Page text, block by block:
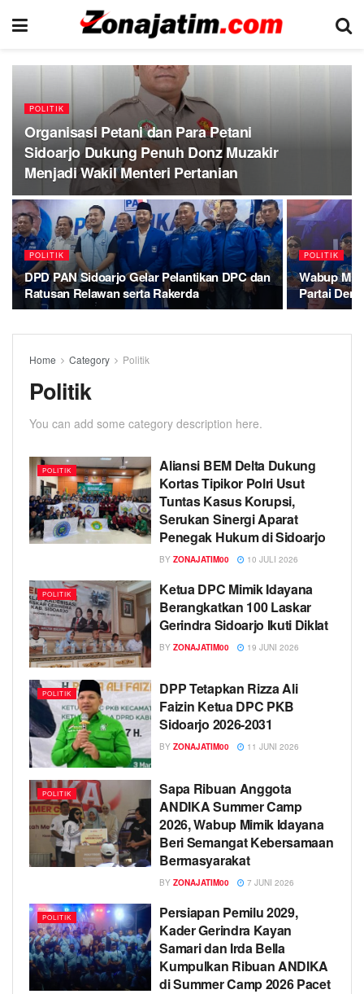
POLITIK
Organisasi Petani dan Para Petani
Sidoarjo Dukung Penuh Donz Muzakir
Menjadi Wakil Menteri Pertanian
POLITIK
DPD PAN Sidoarjo Gelar Pelantikan DPC dan
Ratusan Relawan serta Rakerda
POLITIK
Wabup
Partai
Home Category Politik
Politik
You can add some category description here.
POLITIK
Aliansi BEM Delta Dukung
Kortas Tipikor Polri Usut
Tuntas Kasus Korupsi,
Serukan Sinergi Aparat
Penegak Hukum di Sidoarjo
BY ZONAJATIM00 10 JULI 2026
POLITIK
Ketua DPC Mimik Idayana
Berangkatkan 100 Laskar
Gerindra Sidoarjo Ikuti Diklat
BY ZONAJATIM00 19 JUNI 2026
POLITIK
DPP Tetapkan Rizza Ali
Faizin Ketua DPC PKB
Sidoarjo 2026-2031
BY ZONAJATIM00 11 JUNI 2026
POLITIK
Sapa Ribuan Anggota
ANDIKA Summer Camp
2026, Wabup Mimik Idayana
Beri Semangat Kebersamaan
Bermasyarakat
BY ZONAJATIM00 7 JUNI 2026
POLITIK
Persiapan Pemilu 2029,
Kader Gerindra Kayan
Samari dan Irda Bella
Kumpulkan Ribuan ANDIKA
di Summer Camp 2026 Pacet